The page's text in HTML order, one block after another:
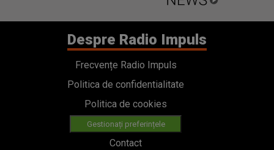
Despre Radio Impuls
Frecvențe Radio Impuls
Politica de confidentialitate
Politica de cookies
Gestionați preferințele
Contact